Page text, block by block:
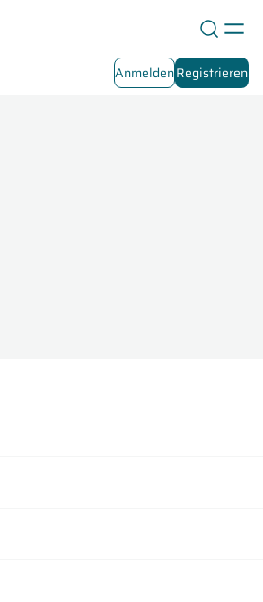
AnmeldenRegistrieren